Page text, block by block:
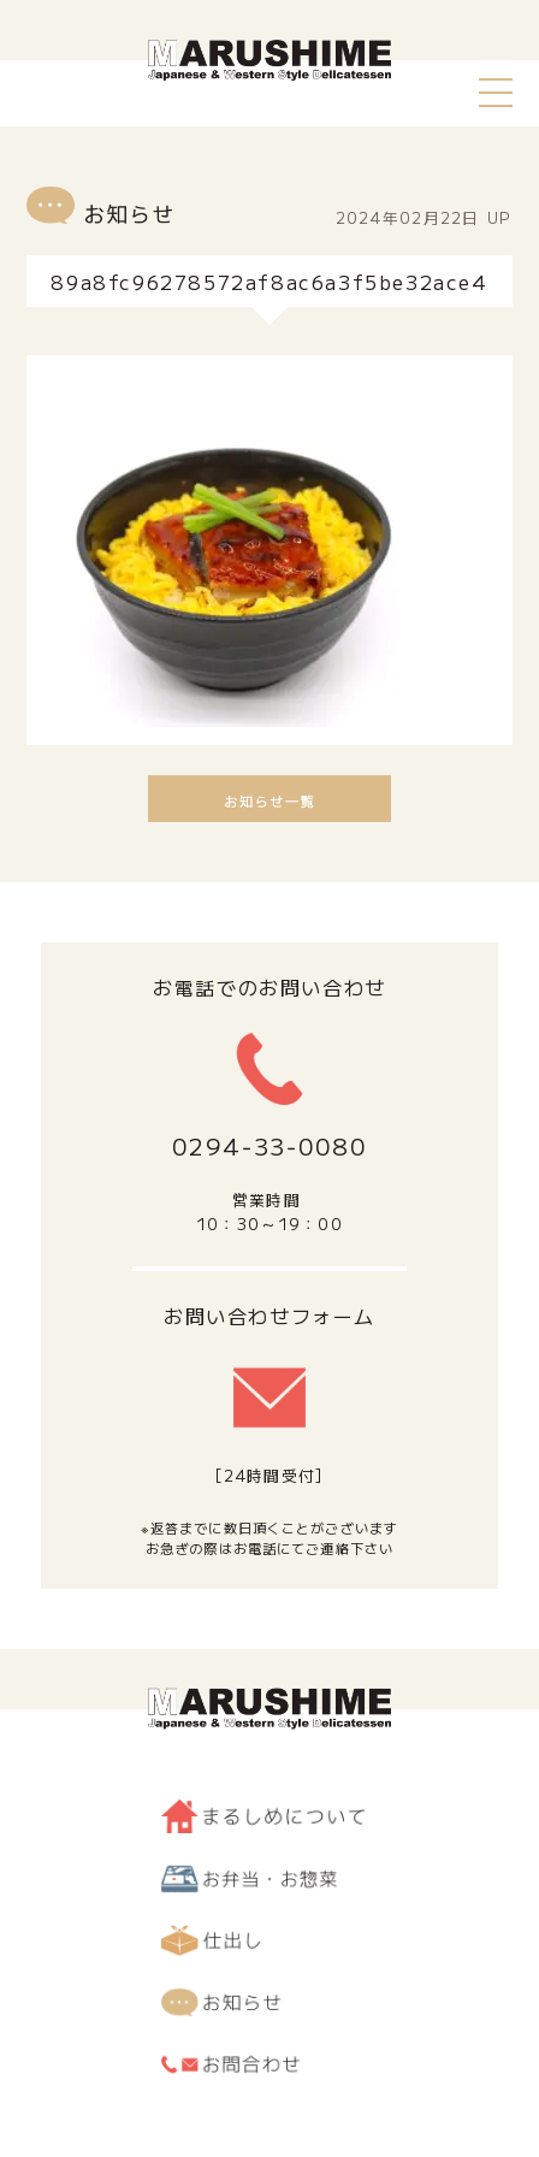
2024年02月22日 UP
89a8fc96278572af8ac6a3f5be32ace4
お電話でのお問い合わせ
0294‐33‐0080
営業時間
10：30～19：00
お問い合わせフォーム
[24時間受付]
※返答までに数日頂くことがございます
お急ぎの際はお電話にてご連絡下さい